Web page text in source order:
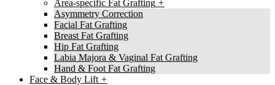
Area-specific Fat Grafting
Asymmetry Correction
Facial Fat Grafting
Breast Fat Grafting
Hip Fat Grafting
Labia Majora & Vaginal Fat Grafting
Hand & Foot Fat Grafting
Face & Body Lift